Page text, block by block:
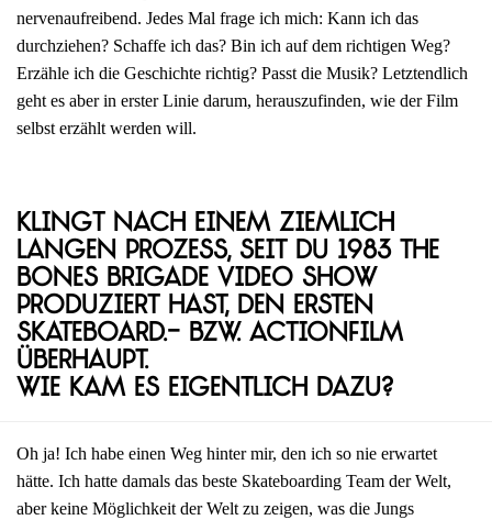
nervenaufreibend. Jedes Mal frage ich mich: Kann ich das
durchziehen? Schaffe ich das? Bin ich auf dem richtigen Weg?
Erzähle ich die Geschichte richtig? Passt die Musik? Letztendlich
geht es aber in erster Linie darum, herauszufinden, wie der Film
selbst erzählt werden will.
Klingt nach einem ziemlich
langen Prozess, seit du 1983 The
Bones Brigade Video Show
produziert hast, den ersten
Skateboard.- bzw. Actionfilm
überhaupt.
Wie kam es eigentlich dazu?
Oh ja! Ich habe einen Weg hinter mir, den ich so nie erwartet
hätte. Ich hatte damals das beste Skateboarding Team der Welt,
aber keine Möglichkeit der Welt zu zeigen, was die Jungs